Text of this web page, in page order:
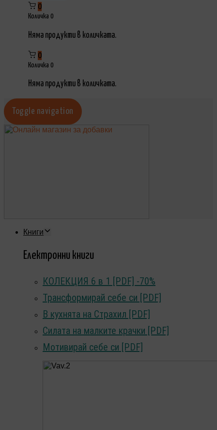
0
Количка 0
Няма продукти в количката.
0
Количка 0
Няма продукти в количката.
Toggle navigation
Книги
Eлектронни книги
КОЛЕКЦИЯ 6 в 1 [PDF] -70%
Трансформирай себе си [PDF]
В кухнята на Страхил [PDF]
Силата на малките крачки [PDF]
Мотивирай себе си [PDF]